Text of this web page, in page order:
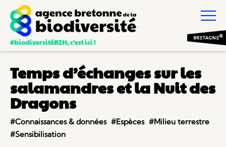
#biodiversitéBZH, c’est ici !
Temps d’échanges sur les
salamandres et la Nuit des
Dragons
#Connaissances & données #Espèces #Milieu terrestre
#Sensibilisation